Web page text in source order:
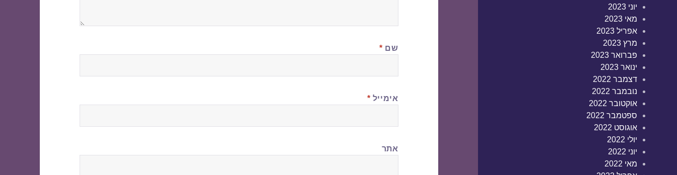
יוני 2023
מאי 2023
אפריל 2023
מרץ 2023
פברואר 2023
ינואר 2023
דצמבר 2022
נובמבר 2022
אוקטובר 2022
ספטמבר 2022
אוגוסט 2022
יולי 2022
יוני 2022
מאי 2022
שם *
אימייל *
אתר